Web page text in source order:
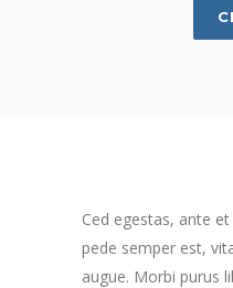
Ced egestas, ante
pede semper est,
augue. Morbi purus